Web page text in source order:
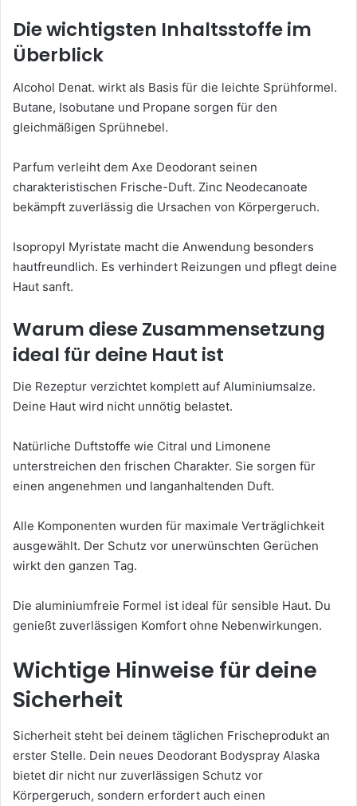
Die wichtigsten Inhaltsstoffe im
Überblick
Alcohol Denat. wirkt als Basis für die leichte Sprühformel.
Butane, Isobutane und Propane sorgen für den
gleichmäßigen Sprühnebel.
Parfum verleiht dem Axe Deodorant seinen
charakteristischen Frische-Duft. Zinc Neodecanoate
bekämpft zuverlässig die Ursachen von Körpergeruch.
Isopropyl Myristate macht die Anwendung besonders
hautfreundlich. Es verhindert Reizungen und pflegt deine
Haut sanft.
Warum diese Zusammensetzung
ideal für deine Haut ist
Die Rezeptur verzichtet komplett auf Aluminiumsalze.
Deine Haut wird nicht unnötig belastet.
Natürliche Duftstoffe wie Citral und Limonene
unterstreichen den frischen Charakter. Sie sorgen für
einen angenehmen und langanhaltenden Duft.
Alle Komponenten wurden für maximale Verträglichkeit
ausgewählt. Der Schutz vor unerwünschten Gerüchen
wirkt den ganzen Tag.
Die aluminiumfreie Formel ist ideal für sensible Haut. Du
genießt zuverlässigen Komfort ohne Nebenwirkungen.
Wichtige Hinweise für deine
Sicherheit
Sicherheit steht bei deinem täglichen Frischeprodukt an
erster Stelle. Dein neues Deodorant Bodyspray Alaska
bietet dir nicht nur zuverlässigen Schutz vor
Körpergeruch, sondern erfordert auch einen